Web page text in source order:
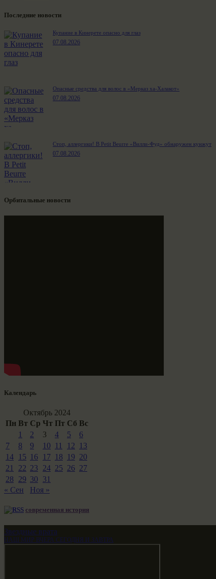
Последние новости
Купание в Кинерете опасно для глаз
07.08.2026
Опасные средства для волос в «Мерказ ха-Халакот»
07.08.2026
Стоп, аллергики! В Petit Beurre «Вилли-Фуд» обнаружен кунжут
07.08.2026
Орбитальные новости
Календарь
Октябрь 2024
Пн Вт Ср Чт Пт Сб Вс
1
2 3 4 5
6
7
8 9 10 11 12
13
14
15 16 17 18 19 20
21
22 23 24 25 26 27
28
29 30
31
« Сен
Ноя »
современная история
Звездные врата
НАШ МИР ВЧЕРА СЕГОДНЯ И ЗАВТРА